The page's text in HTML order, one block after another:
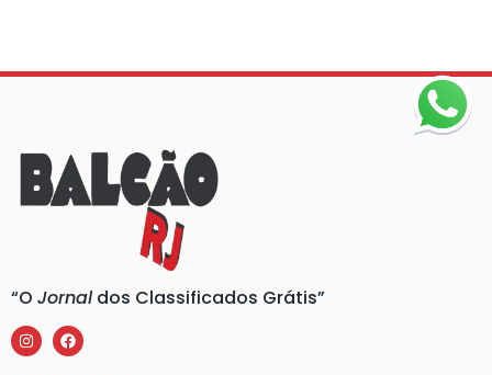
“O Jornaldos Classificados Grátis”